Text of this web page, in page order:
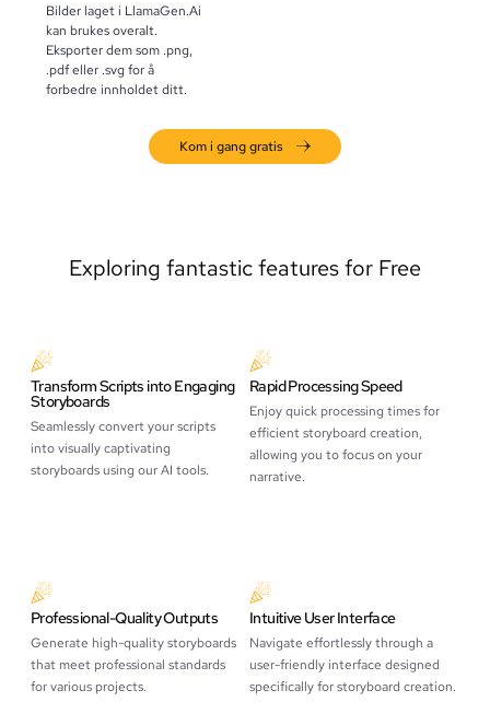
Bilder laget i LlamaGen.Ai
kan brukes overalt.
Eksporter dem som .png,
.pdf eller .svg for å
forbedre innholdet ditt.
Kom i gang gratis
Exploring fantastic features for Free
Transform Scripts into Engaging
Storyboards
Seamlessly convert your scripts
into visually captivating
storyboards using our AI tools.
Rapid Processing Speed
Enjoy quick processing times for
efficient storyboard creation,
allowing you to focus on your
narrative.
Professional-Quality Outputs
Generate high-quality storyboards
that meet professional standards
for various projects.
Intuitive User Interface
Navigate effortlessly through a
user-friendly interface designed
specifically for storyboard creation.